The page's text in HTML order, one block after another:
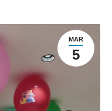
MAR
5